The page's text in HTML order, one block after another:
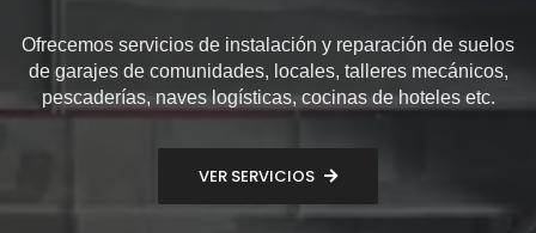
Ofrecemos servicios de instalación y reparación de suelos
de garajes de comunidades, locales, talleres mecánicos,
pescaderías, naves logísticas, cocinas de hoteles etc.
VER SERVICIOS